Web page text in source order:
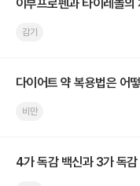
이부프로펜과 타이레놀
감기
다이어트 약 복용법은 어
비만
4가 독감 백신과 3가 독